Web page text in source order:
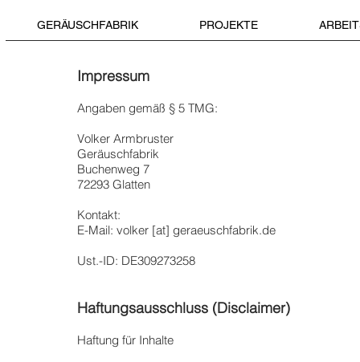
GERÄUSCHFABRIK PROJEKTE
Impressum
Angaben gemäß § 5 TMG:
Volker Armbruster
Geräuschfabrik
Buchenweg 7
72293 Glatten
Kontakt:
E-Mail: volker [at] geraeuschfabrik.de
Ust.-ID: DE309273258
Haftungsausschluss (Disclaimer)
Haftung für Inhalte